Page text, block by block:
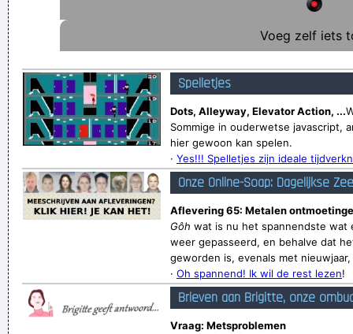
Voeg zelf iets
Spelletjes
Dots, Alleyway, Elevator Action, ...
Sommige in ouderwetse javascript,
hier gewoon kan spelen.
· Yes!!! Spelletjes zijn ideale
Onze Online-Soap: Dagelijkse
Aflevering 65: Metalen
Gôh wat is nu het spannendste wat
weer gepasseerd, en behalve dat
geworden is, evenals met
· Oh spannend! Ik wil de rest lezen!
Brieven aan Brigitte, onze
Vraag: Metsproblemen